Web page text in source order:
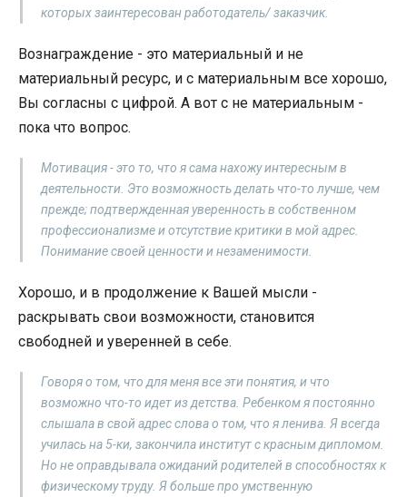
которых заинтересован работодатель/ заказчик.
Вознаграждение - это материальный и не
материальный ресурс, и с материальным все хорошо,
Вы согласны с цифрой. А вот с не материальным -
пока что вопрос.
Мотивация - это то, что я сама нахожу интересным в
деятельности. Это возможность делать что-то лучше, чем
прежде; подтвержденная уверенность в собственном
профессионализме и отсутствие критики в мой адрес.
Понимание своей ценности и незаменимости.
Хорошо, и в продолжение к Вашей мысли -
раскрывать свои возможности, становится
свободней и уверенней в себе.
Говоря о том, что для меня все эти понятия, и что
возможно что-то идет из детства. Ребенком я постоянно
слышала в свой адрес слова о том, что я ленива. Я всегда
училась на 5-ки, закончила институт с красным дипломом.
Но не оправдывала ожиданий родителей в способностях к
физическому труду. Я больше про умственную